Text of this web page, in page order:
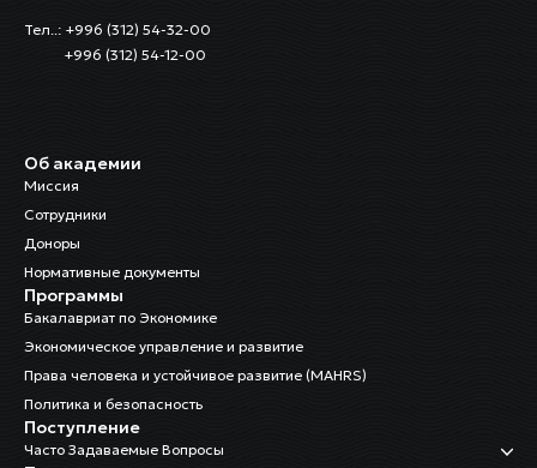
Тел..: +996 (312) 54-32-00
+996 (312) 54-12-00
Об академии
Миссия
Сотрудники
Доноры
Нормативные документы
Программы
Бакалавриат по Экономике
Экономическое управление и развитие
Права человека и устойчивое развитие (MAHRS)
Политика и безопасность
Поступление
Часто Задаваемые Вопросы